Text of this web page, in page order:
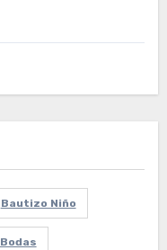
Bautizo Niño
Bodas